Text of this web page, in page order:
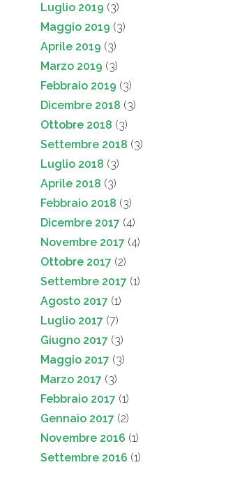
Luglio 2019 (3)
Maggio 2019 (3)
Aprile 2019 (3)
Marzo 2019 (3)
Febbraio 2019 (3)
Dicembre 2018 (3)
Ottobre 2018 (3)
Settembre 2018 (3)
Luglio 2018 (3)
Aprile 2018 (3)
Febbraio 2018 (3)
Dicembre 2017 (4)
Novembre 2017 (4)
Ottobre 2017 (2)
Settembre 2017 (1)
Agosto 2017 (1)
Luglio 2017 (7)
Giugno 2017 (3)
Maggio 2017 (3)
Marzo 2017 (3)
Febbraio 2017 (1)
Gennaio 2017 (2)
Novembre 2016 (1)
Settembre 2016 (1)